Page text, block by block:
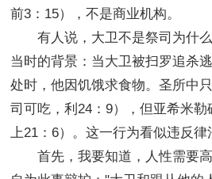
前3：15），不是商业机构。
有人说，大卫不是祭司为什么
当时的背景：当大卫被扫罗追杀
处时，他因饥饿求食物。圣所中
司可吃，利24：9），但亚希米
上21：6）。这一行为看似违反律
首先，我要知道，人性需要高